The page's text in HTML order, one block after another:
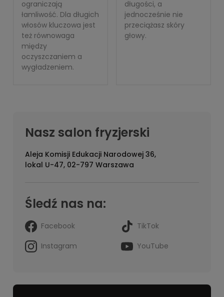
ograniczają
łamliwość. Dla długich
włosów kluczowa jest
też równowaga
między
oczyszczaniem a
wygładzeniem.
długości, a
jednocześnie nie
przeciążasz skóry
głowy.
Nasz salon fryzjerski
Aleja Komisji Edukacji Narodowej 36,
lokal U-47, 02-797 Warszawa
Śledź nas na:
Facebook
TikTok
Instagram
YouTube